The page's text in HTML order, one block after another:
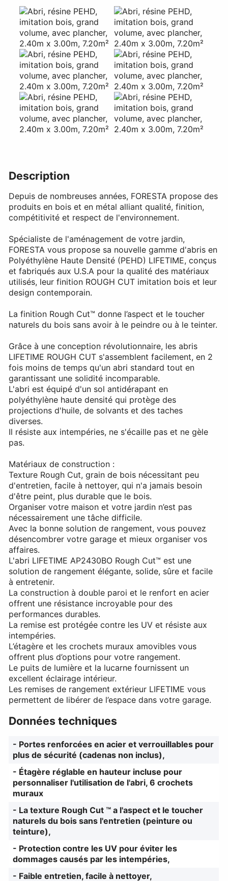
Description
Depuis de nombreuses années, FORESTA propose des
produits en bois et en métal alliant qualité, finition,
compétitivité et respect de l'environnement.
Spécialiste de l'aménagement de votre jardin,
FORESTA vous propose sa nouvelle gamme d'abris en
Polyéthylène Haute Densité (PEHD) LIFETIME, conçus
et fabriqués aux U.S.A pour la qualité des matériaux
utilisés, leur finition ROUGH CUT imitation bois et leur
design contemporain.
La finition Rough Cut™ donne l’aspect et le toucher
naturels du bois sans avoir à le peindre ou à le teinter.
Grâce à une conception révolutionnaire, les abris
LIFETIME ROUGH CUT s'assemblent facilement, en 2
fois moins de temps qu'un abri standard tout en
garantissant une solidité incomparable.
L'abri est équipé d'un sol antidérapant en
polyéthylène haute densité qui protège des
projections d'huile, de solvants et des taches
diverses.
Il résiste aux intempéries, ne s'écaille pas et ne gèle
pas.
Matériaux de construction :
Texture Rough Cut, grain de bois nécessitant peu
d'entretien, facile à nettoyer, qui n'a jamais besoin
d'être peint, plus durable que le bois.
Organiser votre maison et votre jardin n’est pas
nécessairement une tâche difficile.
Avec la bonne solution de rangement, vous pouvez
désencombrer votre garage et mieux organiser vos
affaires.
L'abri LIFETIME AP2430BO Rough Cut™ est une
solution de rangement élégante, solide, sûre et facile
à entretenir.
La construction à double paroi et le renfort en acier
offrent une résistance incroyable pour des
performances durables.
La remise est protégée contre les UV et résiste aux
intempéries.
L’étagère et les crochets muraux amovibles vous
offrent plus d’options pour votre rangement.
Le puits de lumière et la lucarne fournissent un
excellent éclairage intérieur.
Les remises de rangement extérieur LIFETIME vous
permettent de libérer de l’espace dans votre garage.
Données techniques
- Portes renforcées en acier et verrouillables pour
plus de sécurité (cadenas non inclus),
- Étagère réglable en hauteur incluse pour
personnaliser l'utilisation de l'abri, 6 crochets
muraux
- La texture Rough Cut ™ a l'aspect et le toucher
naturels du bois sans l'entretien (peinture ou
teinture),
- Protection contre les UV pour éviter les
dommages causés par les intempéries,
- Faible entretien, facile à nettoyer,